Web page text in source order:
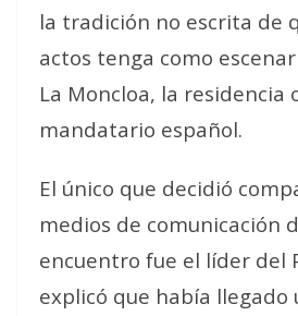
la tradición no escrita de
actos tenga como
La Moncloa, la residencia
mandatario español.
El único que decidió
medios de comunicación
encuentro fue el líder del
explicó que había llegado